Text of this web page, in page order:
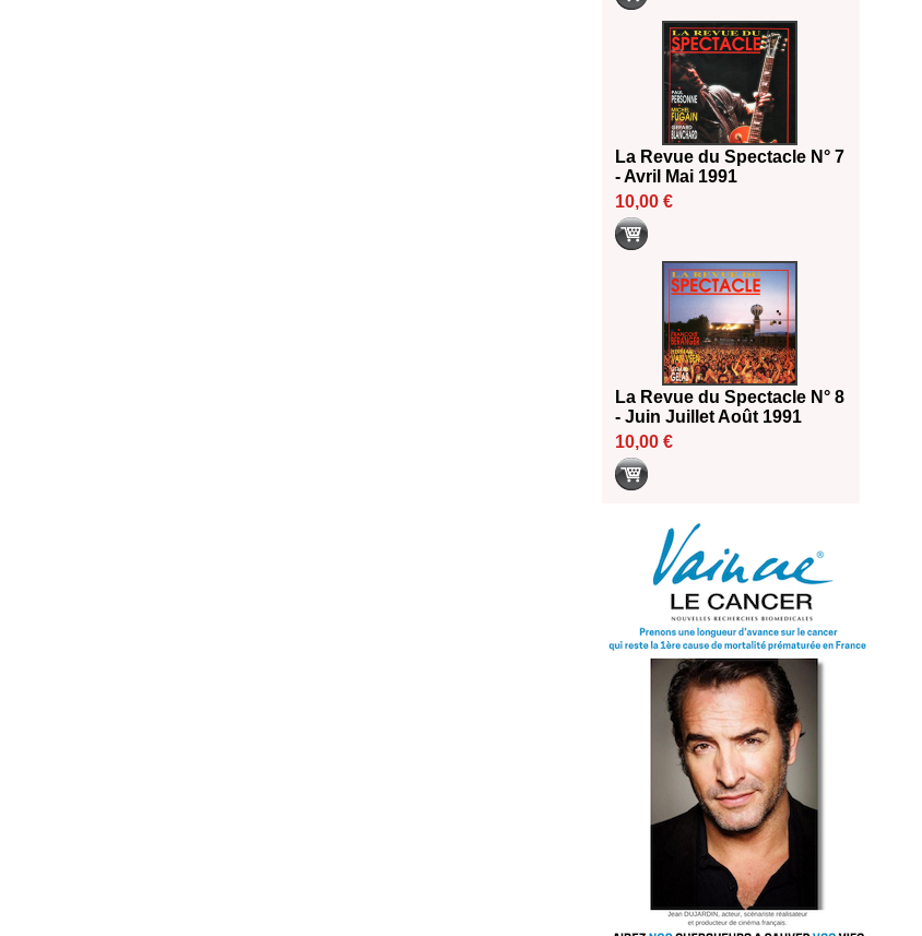
La Revue du Spectacle N° 7
- Avril Mai 1991
10,00 €
La Revue du Spectacle N° 8
- Juin Juillet Août 1991
10,00 €